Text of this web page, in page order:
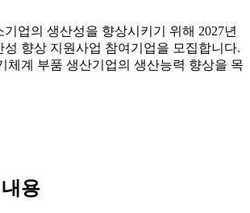
업의 생산성을 향상시키기 위해 2027년
성 향상 지원사업 참여기업을 모집합니다.
체계 부품 생산기업의 생산능력 향상을 목
용